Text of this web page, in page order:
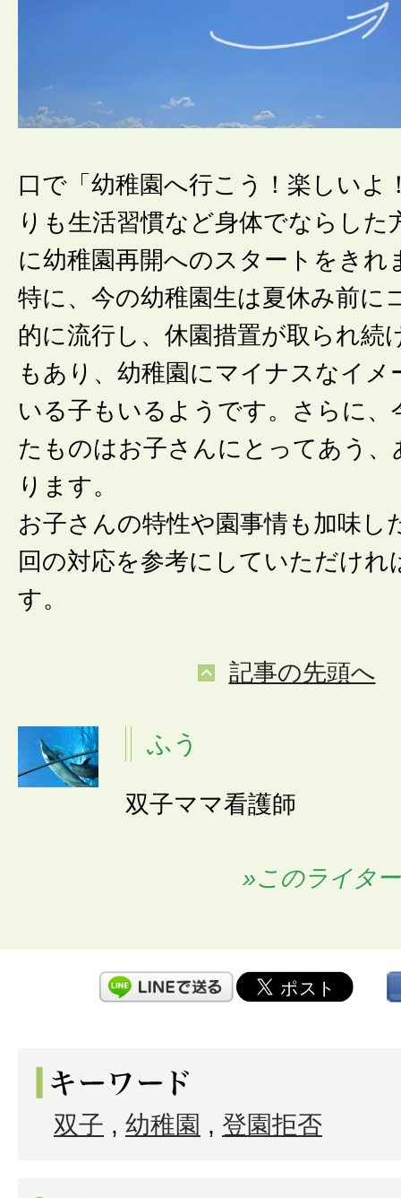
口で「幼稚園へ行こう！楽しいよ
りも生活習慣など身体でならした
に幼稚園再開へのスタートをきれ
特に、今の幼稚園生は夏休み前に
的に流行し、休園措置が取られ続
もあり、幼稚園にマイナスなイメ
いる子もいるようです。さらに、
たものはお子さんにとってあう
ります。
お子さんの特性や園事情も加味し
回の対応を参考にしていただけれ
す。
記事の先頭へ
ふう
双子ママ看護師
»このライタ
双子 , 幼稚園 , 登園拒否